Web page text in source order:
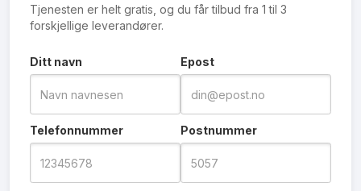
Tjenesten er helt gratis, og du får tilbud fra 1 til 3
forskjellige leverandører.
Ditt navn Epost
Telefonnummer Postnummer